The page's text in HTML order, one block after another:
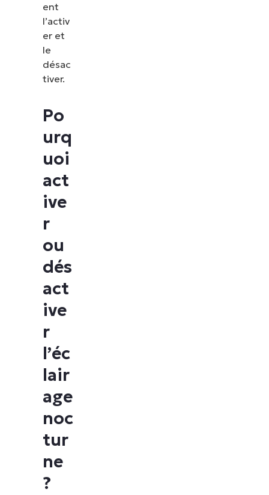
ent
l’activ
er et
le
désac
tiver.
Po
urq
uoi
act
ive
r
ou
dés
act
ive
r
l’éc
lair
age
noc
tur
ne
?